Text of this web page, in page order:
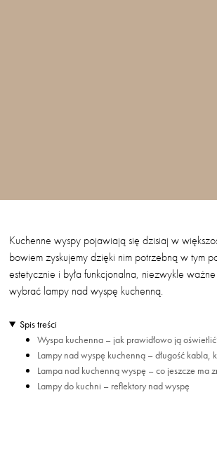
Kuchenne wyspy pojawiają się dzisiaj w
bowiem zyskujemy dzięki nim potrzebną w tym
estetycznie i była funkcjonalna, niezwykle
wybrać lampy nad wyspę kuchenną.
Spis treści
Wyspa kuchenna – jak prawidłowo ją
Lampy nad wyspę kuchenną – długość kabla,
Lampa nad kuchenną wyspę – co jeszcze ma
Lampy do kuchni – reflektory nad wyspę